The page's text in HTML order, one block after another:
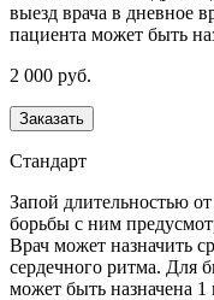
выезд врача в дневное
пациента может быть
2 000 руб.
Заказать
Стандарт
Запой длительностью
борьбы с ним
Врач может назначить
сердечного ритма. Для
может быть назначена 1